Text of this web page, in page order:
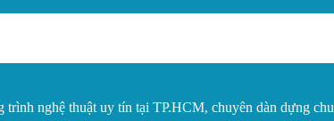
nghệ thuật uy tín tại TP.HCM, chuyên dàn dựng